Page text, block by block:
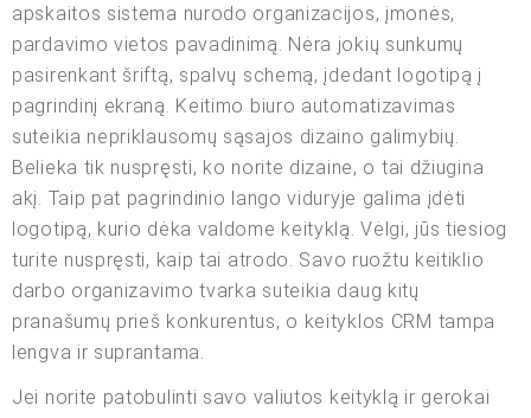
apskaitos sistema nurodo organizacijos, įmonės,
pardavimo vietos pavadinimą. Nėra jokių sunkumų
pasirenkant šriftą, spalvų schemą, įdedant logotipą į
pagrindinį ekraną. Keitimo biuro automatizavimas
suteikia nepriklausomų sąsajos dizaino galimybių.
Belieka tik nuspręsti, ko norite dizaine, o tai džiugina
akį. Taip pat pagrindinio lango viduryje galima įdėti
logotipą, kurio dėka valdome keityklą. Vėlgi, jūs tiesiog
turite nuspręsti, kaip tai atrodo. Savo ruožtu keitiklio
darbo organizavimo tvarka suteikia daug kitų
pranašumų prieš konkurentus, o keityklos CRM tampa
lengva ir suprantama.
Jei norite patobulinti savo valiutos keityklą ir gerokai